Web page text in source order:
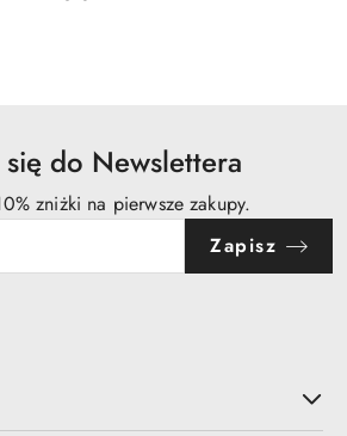
do Newslettera
zniżki na pierwsze zakupy.
Zapisz